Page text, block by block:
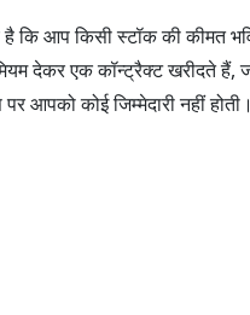
आप किसी स्टॉक की कीमत
देकर एक कॉन्ट्रैक्ट खरीदते हैं,
आपको कोई जिम्मेदारी नहीं होती।